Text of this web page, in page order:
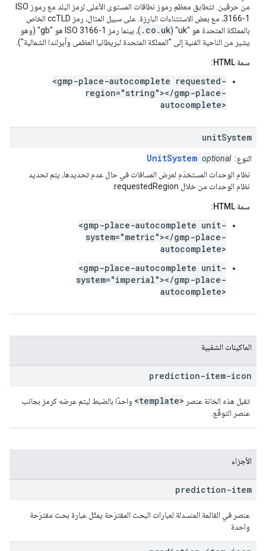
من حرفَين. تتطابق معظم رموز نطاقات المستوى الأعلى لرمز البلد مع رموز ISO
3166-1، مع بعض الاستثناءات البارزة. على سبيل المثال، رمز ccTLD الخاص
بالمملكة المتحدة هو "uk" (
.co.uk
)، بينما رمز ISO 3166-1 هو "gb" (وهو
يشير من الناحية الفنية إلى "المملكة المتحدة لبريطانيا العظمى وأيرلندا الشمالية").
سمة HTML:
<gmp-place-autocomplete requested-
region="string"></gmp-place-
autocomplete>
unitSystem
النوع: UnitSystem optional
نظام الوحدات المستخدَم لعرض المسافات في حال عدم تحديدها، يتم تحديد
نظام الوحدات من خلال requestedRegion.
سمة HTML:
<gmp-place-autocomplete unit-
system="metric"></gmp-place-
autocomplete>
<gmp-place-autocomplete unit-
system="imperial"></gmp-place-
autocomplete>
الماكينات الشقبية
prediction-item-icon
تقبل هذه الخانة عنصر <template> واحدًا بالضبط ليتم عرضه كرمز بجانب
عنصر التوقّع.
الأجزاء
prediction-item
عنصر في القائمة المنسدلة لعبارات البحث المقترَحة يمثّل عبارة بحث مقترَحة
واحدة